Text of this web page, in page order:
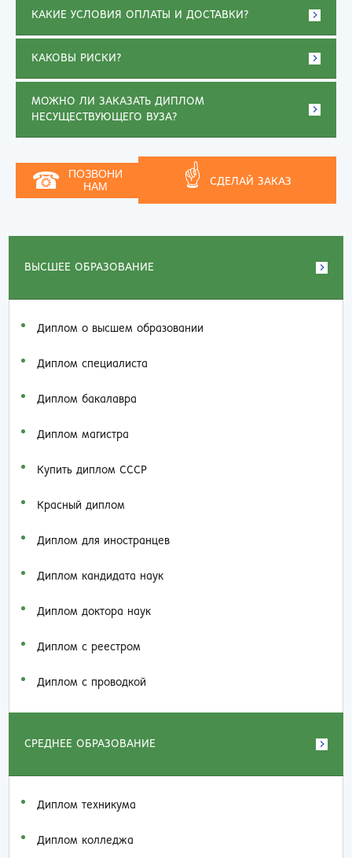
ВЫСШЕЕ ОБРАЗОВАНИЕ
Диплом о высшем образовании
Диплом специалиста
Диплом бакалавра
Диплом магистра
Купить диплом СССР
Красный диплом
Диплом для иностранцев
Диплом кандидата наук
Диплом доктора наук
Диплом с реестром
Диплом с проводкой
СРЕДНЕЕ ОБРАЗОВАНИЕ
Диплом техникума
Диплом колледжа
КАКИЕ УСЛОВИЯ ОПЛАТЫ И ДОСТАВКИ?
КАКОВЫ РИСКИ?
МОЖНО ЛИ ЗАКАЗАТЬ ДИПЛОМ
НЕСУЩЕСТВУЮЩЕГО ВУЗА?
☎
ПОЗВОНИ
НАМ
☝ СДЕЛАЙ ЗАКАЗ